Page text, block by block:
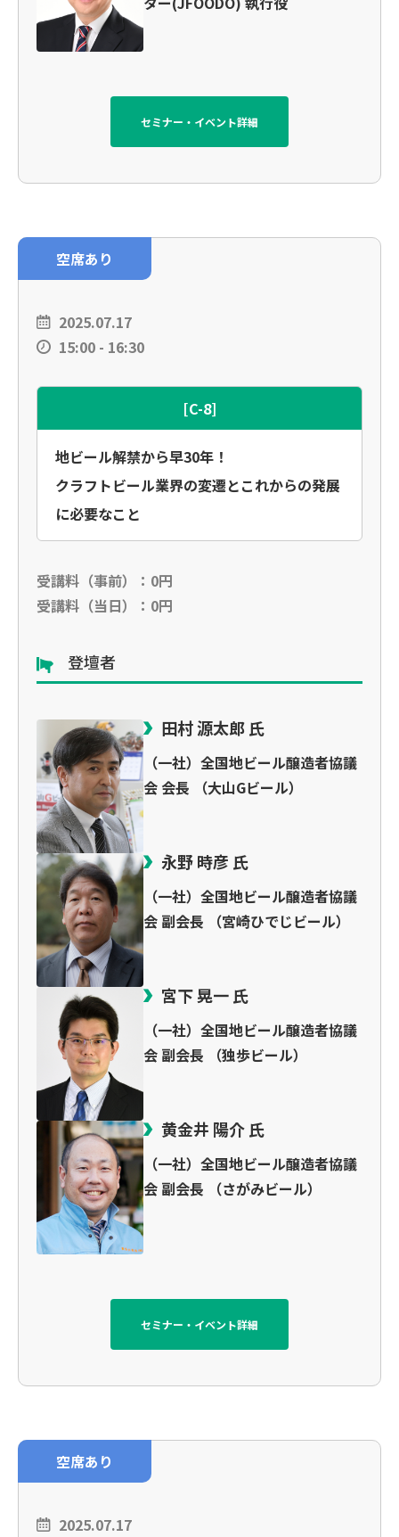
セミナー・イベント詳細
空席あり
2025.07.17
15:00 - 16:30
[C-8]
地ビール解禁から早30年！
クラフトビール業界の変遷とこれからの発展
に必要なこと
受講料（事前）：0円
受講料（当日）：0円
登壇者
田村 源太郎 氏
（一社）全国地ビール醸造者協議
会 会長 （大山Gビール）
永野 時彦 氏
（一社）全国地ビール醸造者協議
会 副会長 （宮崎ひでじビール）
宮下 晃一 氏
（一社）全国地ビール醸造者協議
会 副会長 （独歩ビール）
黄金井 陽介 氏
（一社）全国地ビール醸造者協議
会 副会長 （さがみビール）
セミナー・イベント詳細
空席あり
2025.07.17